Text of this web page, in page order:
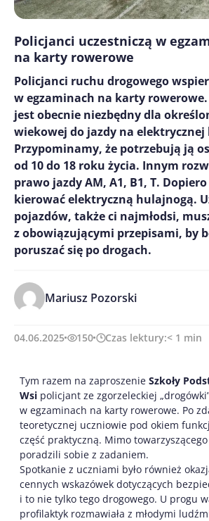
Policjanci uczestniczą w
na karty rowerowe
Policjanci ruchu drogowego
w egzaminach na karty
jest obecnie niezbędny dla
wiekowej do jazdy na
Przypominamy, że potrzebują ją
od 10 do 18 roku życia. Innym
prawo jazdy AM, A1, B1, T.
kierować elektryczną hulajnogą.
pojazdów, także ci najmłodsi,
z obowiązującymi przepisami, by
poruszać się po drogach.
Mariusz Pozorski
04.06.2025 150 Czas lektury:< 1 min
Tym razem na zaproszenie Szkoły
Wsi policjant ze zgorzeleckiej
w egzaminach na karty rowerowe. Po
teoretycznej uczniowie pod okiem
część praktyczną. Mimo
poradzili sobie z zadaniem.
Spotkanie z uczniami było również
cennych wskazówek dotyczących
i to nie tylko tego drogowego. U progu
profilaktyk rozmawiała z młodymi